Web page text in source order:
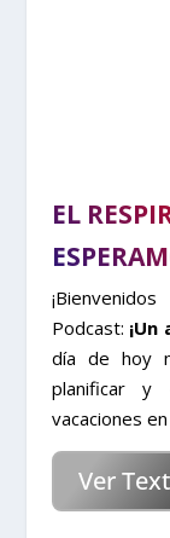
EL
Podcast:
día de hoy
planificar
vacaciones
Ver